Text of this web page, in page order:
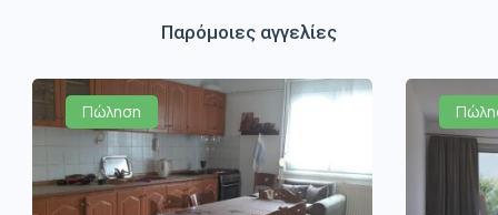
Παρόμοιες αγγελίες
Πώληση